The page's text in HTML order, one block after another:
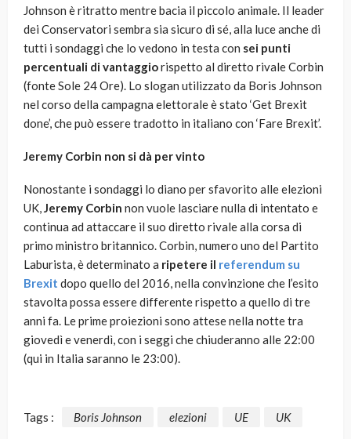
Johnson è ritratto mentre bacia il piccolo animale. Il leader
dei Conservatori sembra sia sicuro di sé, alla luce anche di
tutti i sondaggi che lo vedono in testa con sei punti
percentuali di vantaggiorispetto al diretto rivale Corbin
(fonte Sole 24 Ore). Lo slogan utilizzato da Boris Johnson
nel corso della campagna elettorale è stato ‘Get Brexit
done’, che può essere tradotto in italiano con ‘Fare Brexit’.
Jeremy Corbin non si dà per vinto
Nonostante i sondaggi lo diano per sfavorito alle elezioni
UK,Jeremy Corbin non vuole lasciare nulla di intentato e
continua ad attaccare il suo diretto rivale alla corsa di
primo ministro britannico. Corbin, numero uno del Partito
Laburista, è determinato a ripetere il referendum su
Brexit dopo quello del 2016, nella convinzione che l’esito
stavolta possa essere differente rispetto a quello di tre
anni fa. Le prime proiezioni sono attese nella notte tra
giovedì e venerdì, con i seggi che chiuderanno alle 22:00
(qui in Italia saranno le 23:00).
Tags : Boris Johnson elezioni UE UK